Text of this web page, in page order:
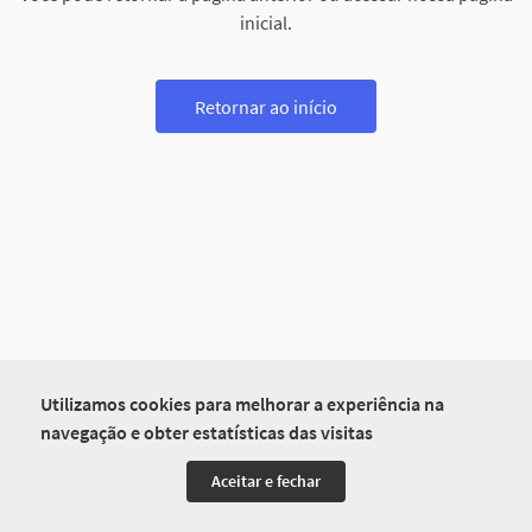
Utilizamos cookies para melhorar a experiência na
navegação e obter estatísticas das visitas
Aceitar e fechar
inicial.
Retornar ao início